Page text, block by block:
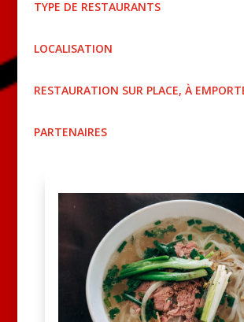
TYPE DE RESTAURANTS
LOCALISATION
RESTAURATION SUR PLACE, À
PARTENAIRES